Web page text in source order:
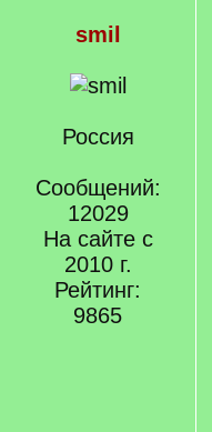
smil
Россия
Сообщений:
12029
На сайте с
2010 г.
Рейтинг:
9865